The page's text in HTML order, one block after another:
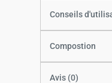
Compostion
Conseils
Avis (0)